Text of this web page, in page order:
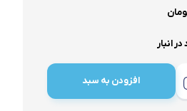
انبار
افزودن به سبد